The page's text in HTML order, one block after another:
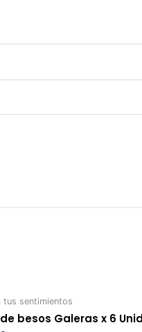
tus sentimientos
besos Galeras x 6